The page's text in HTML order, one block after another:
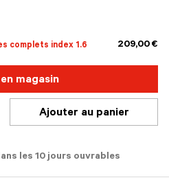
complets index 1.6 209,00 €
magasin
Ajouter au panier
les 10 jours ouvrables